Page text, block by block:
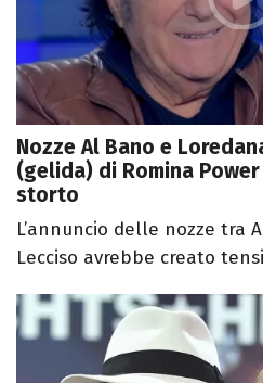
Nozze Al Bano e
(gelida) di Romina
storto
L’annuncio delle nozze tra
Lecciso avrebbe creato